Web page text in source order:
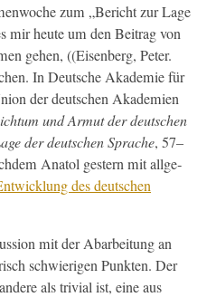
zum „Bericht zur Lage
mir heute um den Beitrag von
gehen, ((Eisen­berg, Peter.
In Deutsche Akademie für
der deutschen Akademien
und Armut der deutschen
der deutschen Sprache, 57–
Ana­tol gestern mit all­ge­
des deutschen
mit der Abar­beitung an
schwieri­gen Punk­ten. Der
als triv­ial ist, eine aus